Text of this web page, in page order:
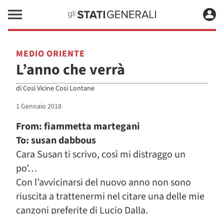
MEDIO ORIENTE
L’anno che verrà
diCosì Vicine Così Lontane
1 Gennaio 2018
From: fiammetta martegani
To: susan dabbous
Cara Susan ti scrivo, così mi distraggo un
po’…
Con l’avvicinarsi del nuovo anno non sono
riuscita a trattenermi nel citare una delle mie
canzoni preferite di Lucio Dalla.